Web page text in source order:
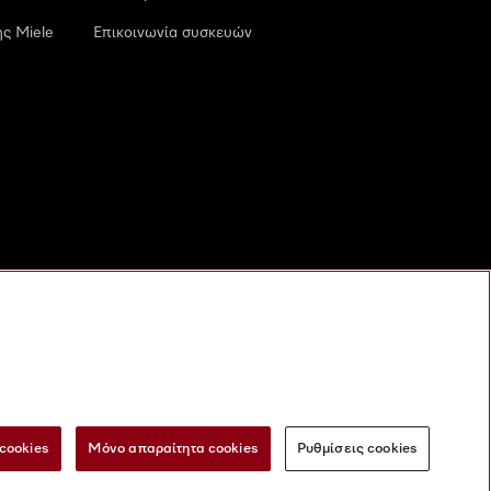
Miele Επικοινωνία συσκευών
ψηφιακές υπηρεσίες Φόρμα Υπαναχώρησης
Μόνο απαραίτητα cookies Ρυθμίσεις cookies